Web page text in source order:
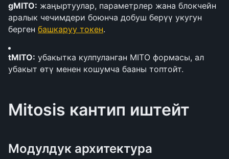
gMITO: жаңыртуулар, параметрлер жана блокчейн
аралык чечимдери боюнча добуш берүү укугун
берген башкаруу токен.
tMITO: убакытка кулпуланган MITO формасы, ал
убакыт өтү менен кошумча бааны топтойт.
Mitosis кантип иштейт
Модулдук архитектура